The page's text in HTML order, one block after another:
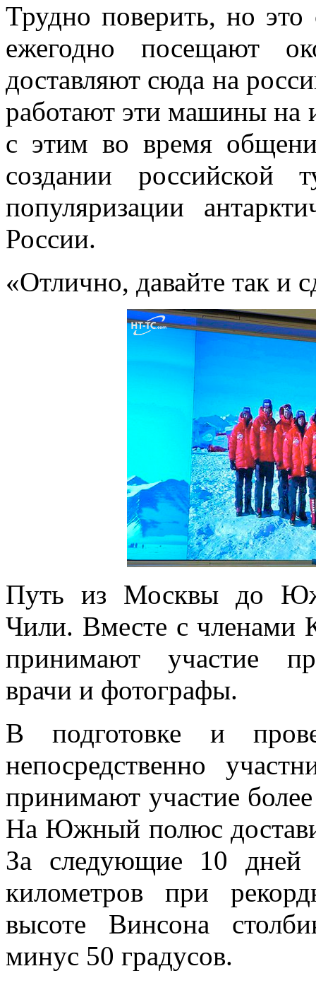
Трудно поверить, но это
ежегодно посещают
доставляют сюда на
работают эти машины на
с этим во время
создании российской
популяризации
России.
«Отлично, давайте так и
Путь из Москвы до
Чили. Вместе с членами
принимают участие
врачи и фотографы.
В подготовке и
непосредственно
принимают участие
На Южный полюс
За следующие 10 дней
километров при
высоте Винсона
минус 50 градусов.